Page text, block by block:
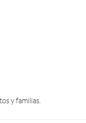
y familias.